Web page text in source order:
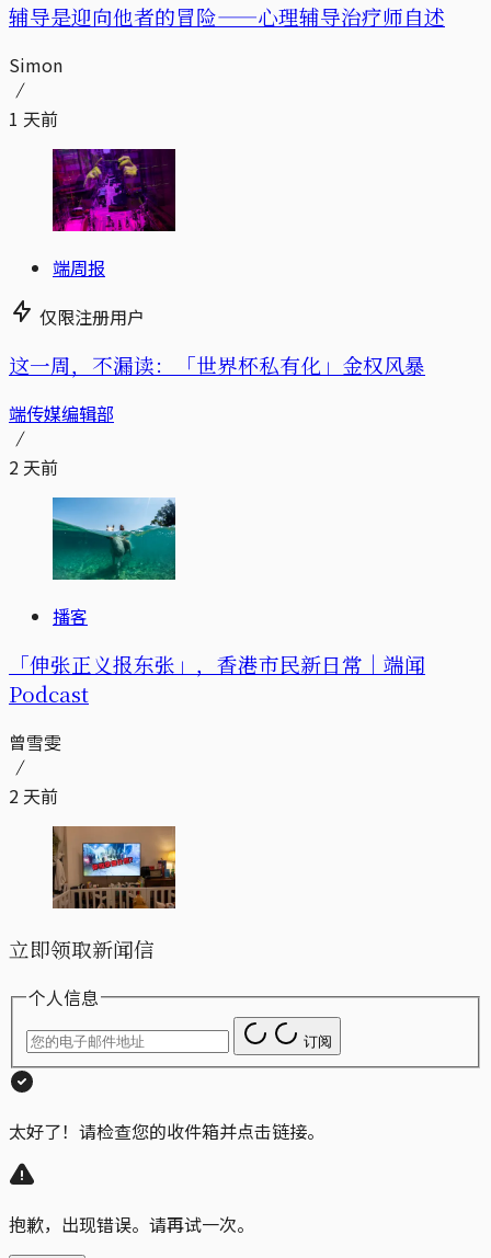
辅导是迎向他者的冒险——心理辅导治疗师自述
Simon
1 天前
端周报
仅限注册用户
这一周，不漏读：「世界杯私有化」金权风暴
端传媒编辑部
2 天前
播客
「伸张正义报东张」，香港市民新日常｜端闻
Podcast
曾雪雯
2 天前
立即领取新闻信
个人信息
订阅
太好了！请检查您的收件箱并点击链接。
抱歉，出现错误。请再试一次。